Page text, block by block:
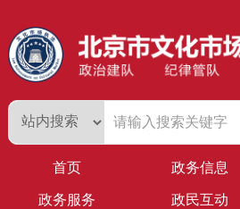
首页 政务信息
政务服务 政民互动